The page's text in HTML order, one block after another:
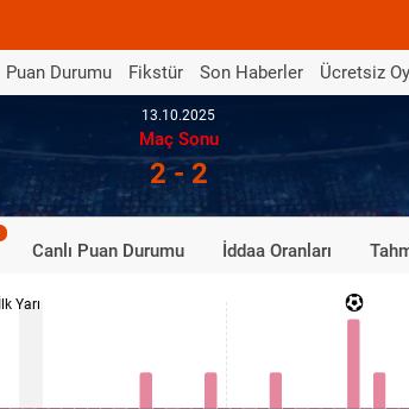
Puan Durumu Fikstür Son Haberler Ücretsiz
13.10.2025
Maç Sonu
2 - 2
Canlı Puan Durumu İddaa Oranları
İlk Yarı